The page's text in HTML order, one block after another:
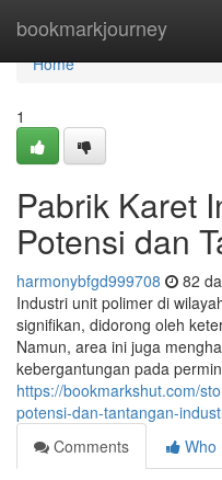
bookmarkjourney
Home
Home
1
Pabrik Karet
Potensi dan
harmonybfgd999708 82
Industri unit polimer di
signifikan, didorong oleh
Namun, area ini juga
kebergantungan pada
https://bookmarkshut.com/
potensi-dan-tantangan-
Comments
Who